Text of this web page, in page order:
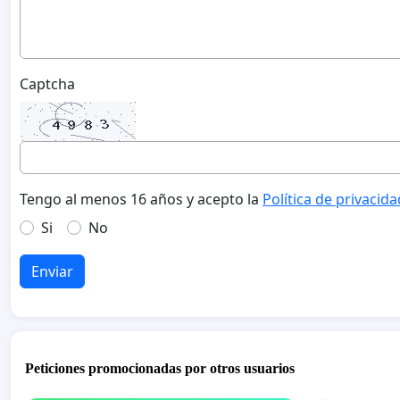
Captcha
Tengo al menos 16 años y acepto la Política de
Si
No
Enviar
Peticiones promocionadas por otros usuarios